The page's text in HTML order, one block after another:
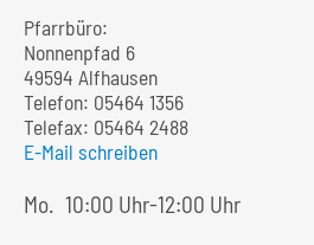
Pfarrbüro:
Nonnenpfad 6
49594 Alfhausen
Telefon: 05464 1356
Telefax: 05464 2488
E-Mail schreiben
Mo.
10:00 Uhr-12:00 Uhr